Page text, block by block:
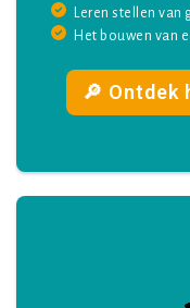
Leren stellen van
Het bouwen van
🔎 Ontdek